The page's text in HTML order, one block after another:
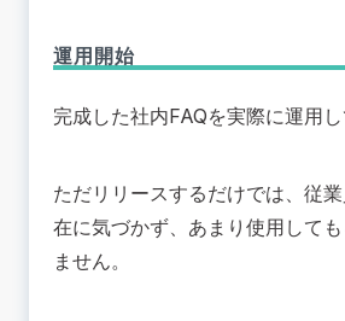
運用開始
完成した社内FAQを実際に運用し
ただリリースするだけでは、従
在に気づかず、あまり使用して
ません。